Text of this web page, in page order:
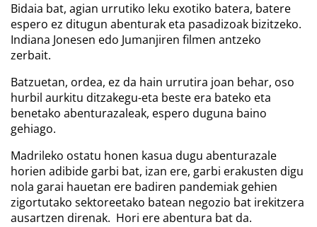
Bidaia bat, agian urrutiko leku exotiko batera, batere
espero ez ditugun abenturak eta pasadizoak bizitzeko.
Indiana Jonesen edo Jumanjiren filmen antzeko
zerbait.
Batzuetan, ordea, ez da hain urrutira joan behar, oso
hurbil aurkitu ditzakegu-eta beste era bateko eta
benetako abenturazaleak, espero duguna baino
gehiago.
Madrileko ostatu honen kasua dugu abenturazale
horien adibide garbi bat, izan ere, garbi erakusten digu
nola garai hauetan ere badiren pandemiak gehien
zigortutako sektoreetako batean negozio bat irekitzera
ausartzen direnak. Hori ere abentura bat da.